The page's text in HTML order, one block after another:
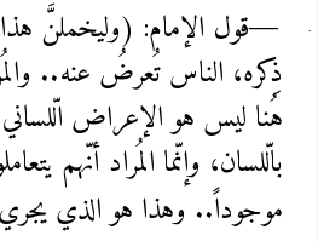
—قول الإمام: (وليخملنَّ
ذِكره، الناس تُعرضُ عنه..
هُنا ليس هو الإعراض
بالّلسان، وإنّما المُراد أنّهم
موجوداً.. وهذا هو الذي يجري.